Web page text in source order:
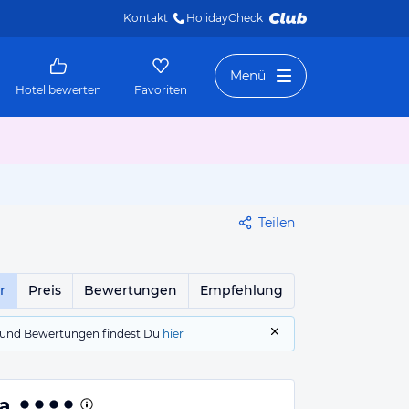
Kontakt HolidayCheck
Hotel bewerten Favoriten
Menü
Teilen
Preis Bewertungen Empfehlung
Bewertungen findest Du hier